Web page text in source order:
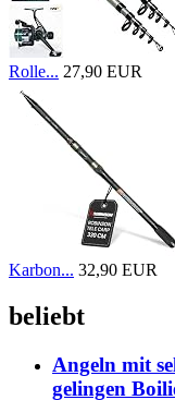
Rolle... 27,90 EUR
Karbon... 32,90 EUR
beliebt
Angeln mit
gelingen